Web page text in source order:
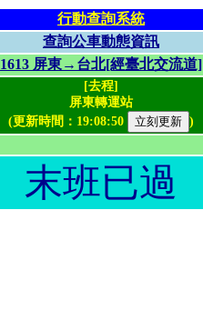
行動查詢系統
查詢公車動態資訊
1613 屏東→台北[經臺北交流道]
[去程]
屏東轉運站
(更新時間： 19:08:50 )
末班已過